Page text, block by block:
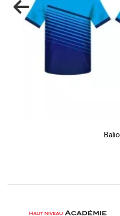
Balio